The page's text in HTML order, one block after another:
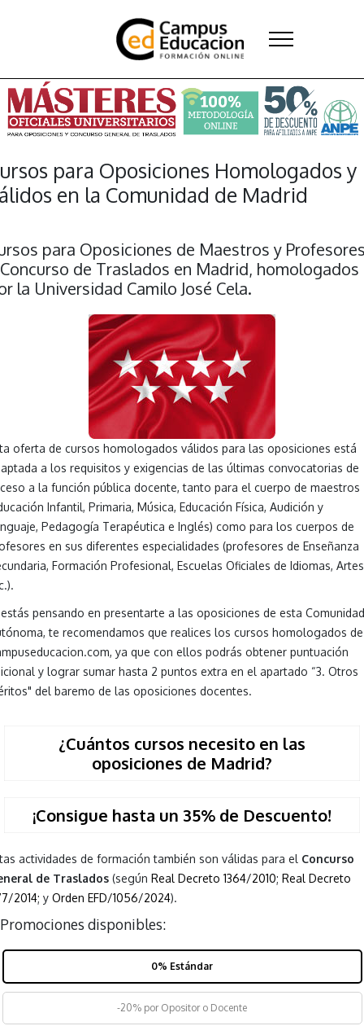
para Oposiciones Homologados y
en la Comunidad de Madrid
para Oposiciones de Maestros y
de Traslados en Madrid, homologados
la Universidad Camilo José Cela.
oferta de cursos homologados válidos para las oposiciones está
a los requisitos y exigencias de las últimas convocatorias de
a la función pública docente, tanto para el cuerpo de maestros
Infantil, Primaria, Música, Educación Física, Audición y
Pedagogía Terapéutica e Inglés) como para los cuerpos de
en sus diferentes especialidades (profesores de Enseñanza
Formación Profesional, Escuelas Oficiales de Idiomas,
pensando en presentarte a las oposiciones de esta Comunidad
te recomendamos que realices los cursos homologados de
ya que con ellos podrás obtener puntuación
y lograr sumar hasta 2 puntos extra en el apartado “3. Otros
del baremo de las oposiciones docentes.
¿Cuántos cursos necesito en las
oposiciones de Madrid?
¡Consigue hasta un 35% de Descuento!
actividades de formación también son válidas para el Concurso
de Traslados (según Real Decreto 1364/2010; Real Decreto
2014; y Orden EFD/1056/2024).
Promociones disponibles:
0% Estándar
-20% por Opositor o Docente